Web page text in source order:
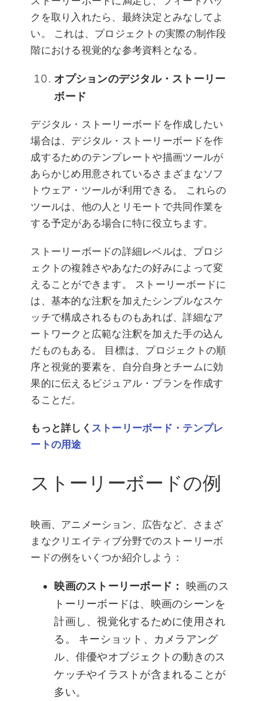
クを取り入れたら、最終決定とみなしてよ
い。 これは、プロジェクトの実際の制作段
階における視覚的な参考資料となる。
オプションのデジタル・ストーリー
ボード
デジタル・ストーリーボードを作成したい
場合は、デジタル・ストーリーボードを作
成するためのテンプレートや描画ツールが
あらかじめ用意されているさまざまなソフ
トウェア・ツールが利用できる。 これらの
ツールは、他の人とリモートで共同作業を
する予定がある場合に特に役立ちます。
ストーリーボードの詳細レベルは、プロジ
ェクトの複雑さやあなたの好みによって変
えることができます。 ストーリーボードに
は、基本的な注釈を加えたシンプルなスケ
ッチで構成されるものもあれば、詳細なア
ートワークと広範な注釈を加えた手の込ん
だものもある。 目標は、プロジェクトの順
序と視覚的要素を、自分自身とチームに効
果的に伝えるビジュアル・プランを作成す
ることだ。
もっと詳しく ストーリーボード・テンプレ
ートの用途
ストーリーボードの例
映画、アニメーション、広告など、さまざ
まなクリエイティブ分野でのストーリーボ
ードの例をいくつか紹介しよう：
映画のストーリーボード： 映画のス
トーリーボードは、映画のシーンを
計画し、視覚化するために使用され
る。 キーショット、カメラアング
ル、俳優やオブジェクトの動きのス
ケッチやイラストが含まれることが
多い。